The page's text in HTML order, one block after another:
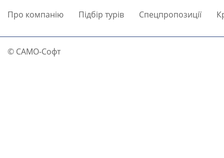
Про компанію
Підбір турів Спецпропозиції
© САМО-Софт